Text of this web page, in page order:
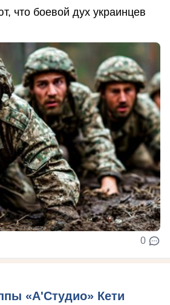
что боевой дух украинцев
0
«А'Студио» Кети